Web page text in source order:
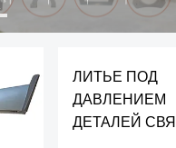
ЛИТЬЕ ПОД
ДАВЛЕНИЕМ
ДЕТАЛЕЙ